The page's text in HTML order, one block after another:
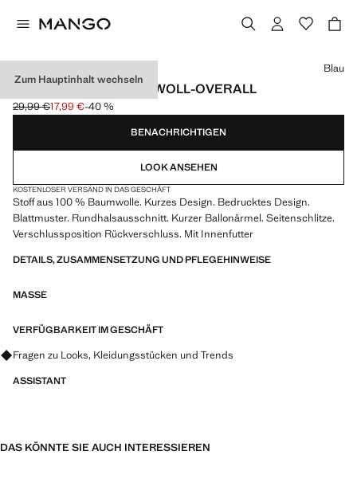
Zum Hauptinhalt wechseln
GEMUSTERTER BAUMWOLL-OVERALL
Ausgangspreis durchgestrichen [29,99 € ]
29,99 €
Aktueller Preis [17,99 € ]
17,99 €-40 %
Wählen Sie eine Farbe
Blau
BENACHRICHTIGEN
LOOK ANSEHEN
KOSTENLOSER VERSAND IN DAS GESCHÄFT
Stoff aus 100 % Baumwolle. Kurzes Design. Bedrucktes Design.
Blattmuster. Rundhalsausschnitt. Kurzer Ballonärmel. Seitenschlitze.
Verschlussposition Rückverschluss. Mit Innenfutter
DETAILS, ZUSAMMENSETZUNG UND PFLEGEHINWEISE
MASSE
VERFÜGBARKEIT IM GESCHÄFT
Fragen zu Looks, Kleidungsstücken und Trends
ASSISTANT
DAS KÖNNTE SIE AUCH INTERESSIEREN